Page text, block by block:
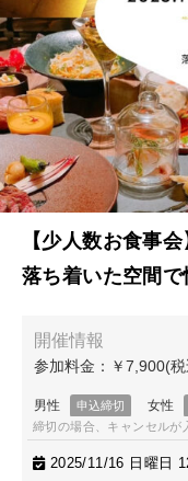
【少人数お食事
落ち着いた空間
締切の場合、キャンセルが
2025/11/16 日曜日